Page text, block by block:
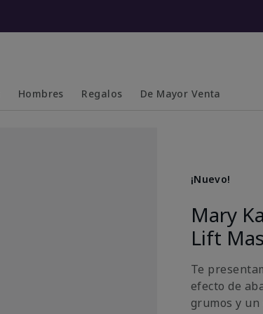
Hombres Regalos De Mayor Venta
¡Nuevo!
Mary
Lift
Te
efecto de
grumos y